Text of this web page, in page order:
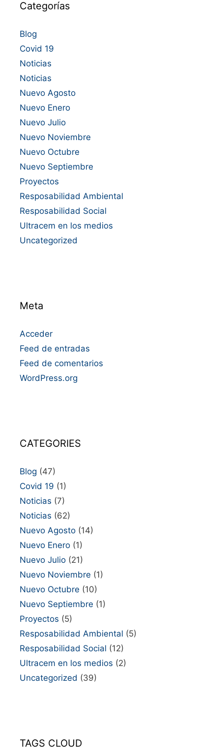
Categorías
Blog
Covid 19
Noticias
Noticias
Nuevo Agosto
Nuevo Enero
Nuevo Julio
Nuevo Noviembre
Nuevo Octubre
Nuevo Septiembre
Proyectos
Resposabilidad Ambiental
Resposabilidad Social
Ultracem en los medios
Uncategorized
Meta
Acceder
Feed de entradas
Feed de comentarios
WordPress.org
CATEGORIES
Blog (47)
Covid 19 (1)
Noticias (7)
Noticias (62)
Nuevo Agosto (14)
Nuevo Enero (1)
Nuevo Julio (21)
Nuevo Noviembre (1)
Nuevo Octubre (10)
Nuevo Septiembre (1)
Proyectos (5)
Resposabilidad Ambiental (5)
Resposabilidad Social (12)
Ultracem en los medios (2)
Uncategorized (39)
TAGS CLOUD